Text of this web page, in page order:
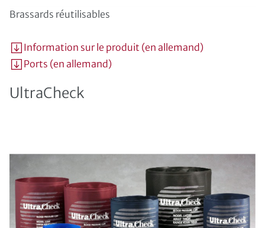
Brassards réutilisables
Information sur le produit (en allemand)
Ports (en allemand)
UltraCheck